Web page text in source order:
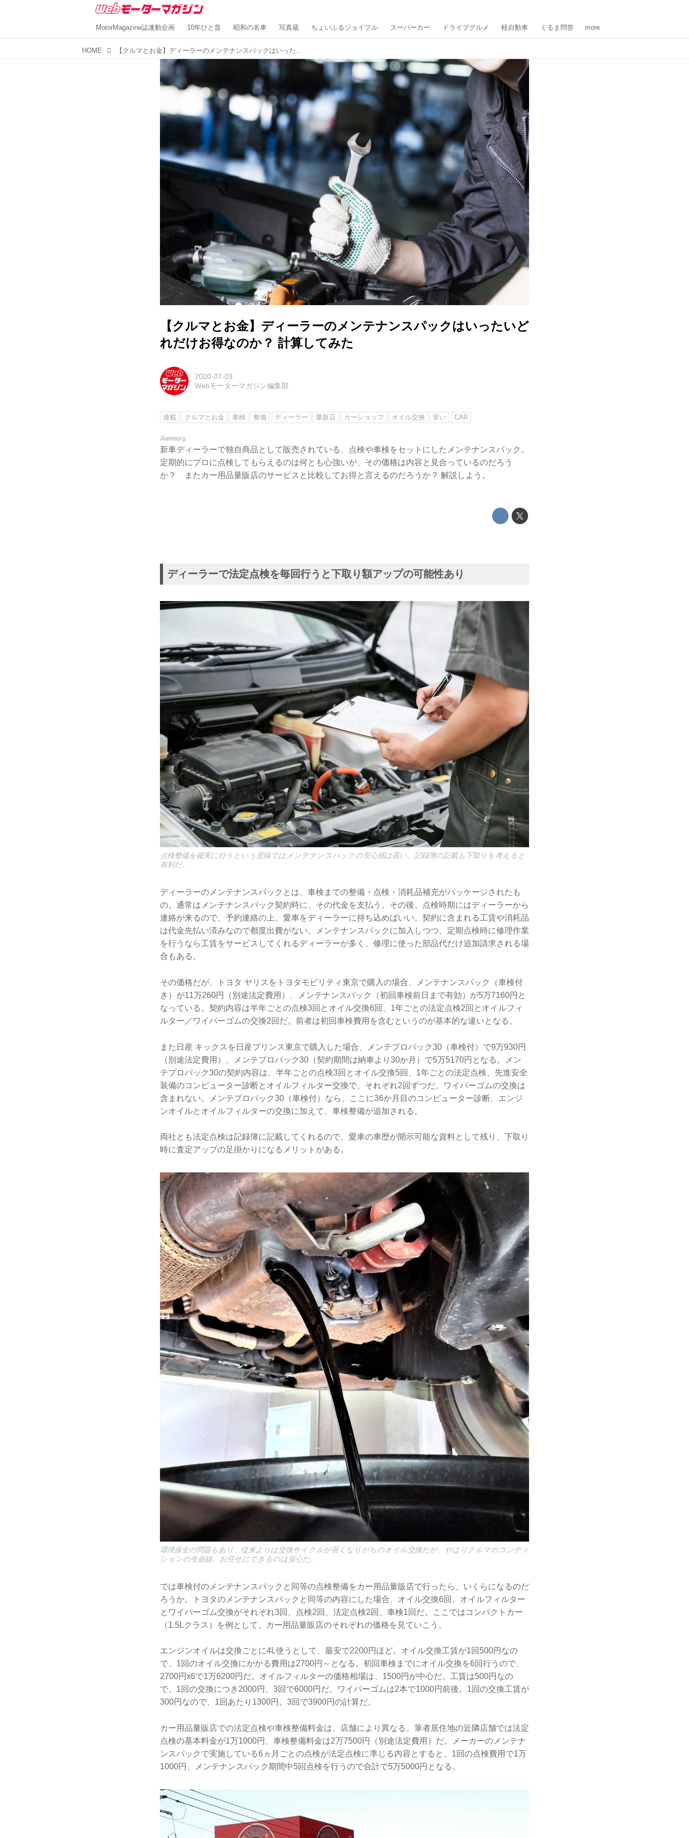
MotorMagazine誌連動企画 10年ひと昔 昭和の名車 写真蔵 ちょいふるジョイフル スーパーカー ドライブグルメ 軽自動車 くるま問答 more
HOME 【クルマとお金】ディーラーのメンテナンスパックはいったいどれだけお得なのか？ 計算してみた
【クルマとお金】ディーラーのメンテナンスパックはいったいど
れだけお得なのか？ 計算してみた
2020-07-03
Webモーターマガジン編集部
連載 クルマとお金 車検 整備 ディーラー 量販店 カーショップ オイル交換 安い CAR
新車ディーラーで独自商品として販売されている、点検や車検をセットにしたメンテナンスパック。
定期的にプロに点検してもらえるのは何とも心強いが、その価格は内容と見合っているのだろう
か？ またカー用品量販店のサービスと比較してお得と言えるのだろうか？ 解説しよう。
ディーラーで法定点検を毎回行うと下取り額アップの可能性あり
点検整備を確実に行うという意味ではメンテナンスパックの安心感は高い。記録簿の記載も下取りを考えると
有利だ。
ディーラーのメンテナンスパックとは、車検までの整備・点検・消耗品補充がパッケージされたも
の。通常はメンテナンスパック契約時に、その代金を支払う。その後、点検時期にはディーラーから
連絡が来るので、予約連絡の上、愛車をディーラーに持ち込めばいい。契約に含まれる工賃や消耗品
は代金先払い済みなので都度出費がない。メンテナンスパックに加入しつつ、定期点検時に修理作業
を行うなら工賃をサービスしてくれるディーラーが多く、修理に使った部品代だけ追加請求される場
合もある。
その価格だが、トヨタ ヤリスをトヨタモビリティ東京で購入の場合、メンテナンスパック（車検付
き）が11万260円（別途法定費用）、メンテナンスパック（初回車検前日まで有効）が5万7160円と
なっている。契約内容は半年ごとの点検3回とオイル交換6回、1年ごとの法定点検2回とオイルフィ
ルター／ワイパーゴムの交換2回だ。前者は初回車検費用を含むというのが基本的な違いとなる。
また日産 キックスを日産プリンス東京で購入した場合、メンテプロパック30（車検付）で9万930円
（別途法定費用）、メンテプロパック30（契約期間は納車より30か月）で5万5170円となる。メン
テプロパック30の契約内容は、半年ごとの点検3回とオイル交換5回、1年ごとの法定点検、先進安全
装備のコンピューター診断とオイルフィルター交換で、それぞれ2回ずつだ。ワイパーゴムの交換は
含まれない。メンテプロパック30（車検付）なら、ここに36か月目のコンピューター診断、エンジ
ンオイルとオイルフィルターの交換に加えて、車検整備が追加される。
両社とも法定点検は記録簿に記載してくれるので、愛車の車歴が開示可能な資料として残り、下取り
時に査定アップの足掛かりになるメリットがある。
環境保全の問題もあり、従来よりは交換サイクルが長くなりがちのオイル交換だが、やはりクルマのコンディ
ションの生命線。お任せにできるのは安心だ。
では車検付のメンテナンスパックと同等の点検整備をカー用品量販店で行ったら、いくらになるのだ
ろうか。トヨタのメンテナンスパックと同等の内容にした場合、オイル交換6回、オイルフィルター
とワイパーゴム交換がそれぞれ3回、点検2回、法定点検2回、車検1回だ。ここではコンパクトカー
（1.5Lクラス）を例として、カー用品量販店のそれぞれの価格を見ていこう。
エンジンオイルは交換ごとに4L使うとして、最安で2200円ほど。オイル交換工賃が1回500円なの
で、1回のオイル交換にかかる費用は2700円～となる。初回車検までにオイル交換を6回行うので、
2700円x6で1万6200円だ。オイルフィルターの価格相場は、1500円が中心だ。工賃は500円なの
で、1回の交換につき2000円、3回で6000円だ。ワイパーゴムは2本で1000円前後。1回の交換工賃が
300円なので、1回あたり1300円。3回で3900円の計算だ。
カー用品量販店での法定点検や車検整備料金は、店舗により異なる。筆者居住地の近隣店舗では法定
点検の基本料金が1万1000円、車検整備料金は2万7500円（別途法定費用）だ。メーカーのメンテナ
ンスパックで実施している6ヵ月ごとの点検が法定点検に準じる内容とすると、1回の点検費用で1万
1000円、メンテナンスパック期間中5回点検を行うので合計で5万5000円となる。